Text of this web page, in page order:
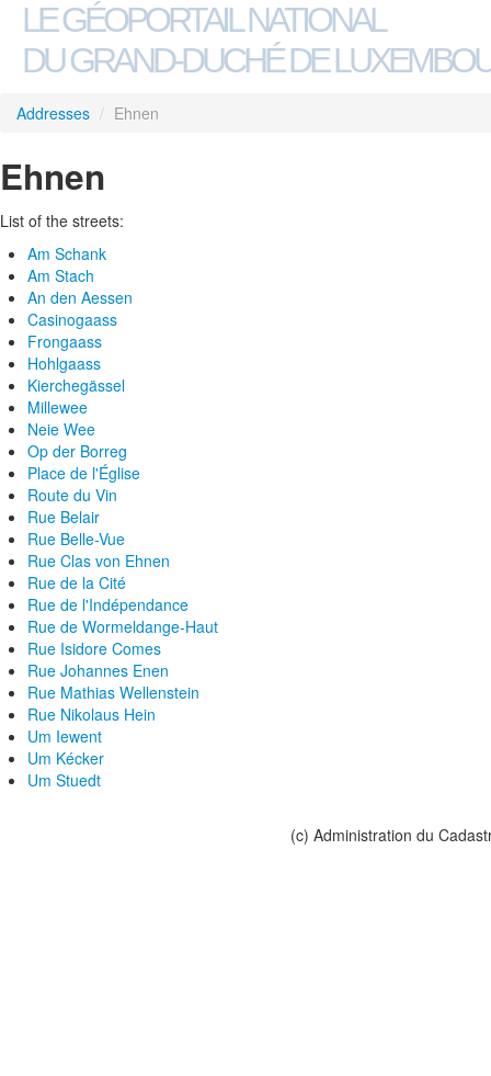
LE GÉOPORTAIL NATIONAL
DU GRAND-DUCHÉ DE
Addresses / Ehnen
Ehnen
List of the streets:
Am Schank
Am Stach
An den Aessen
Casinogaass
Frongaass
Hohlgaass
Kierchegässel
Millewee
Neie Wee
Op der Borreg
Place de l'Église
Route du Vin
Rue Belair
Rue Belle-Vue
Rue Clas von Ehnen
Rue de la Cité
Rue de l'Indépendance
Rue de Wormeldange-Haut
Rue Isidore Comes
Rue Johannes Enen
Rue Mathias Wellenstein
Rue Nikolaus Hein
Um Iewent
Um Kécker
Um Stuedt
(c) Administration du